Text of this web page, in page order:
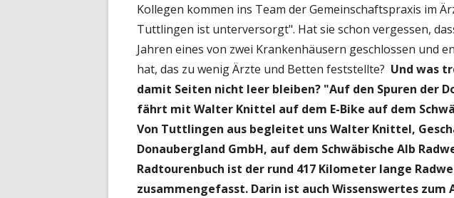
Kollegen kommen ins Team der Gemeinschaftspraxis im
Tuttlingen ist unterversorgt". Hat sie schon vergessen,
Jahren eines von zwei Krankenhäusern geschlossen und
hat, das zu wenig Ärzte und Betten feststellte? Und was
damit Seiten nicht leer bleiben? "Auf den Spuren der
fährt mit Walter Knittel auf dem E-Bike auf dem
Von Tuttlingen aus begleitet uns Walter Knittel,
Donaubergland GmbH, auf dem Schwäbische Alb
Radtourenbuch ist der rund 417 Kilometer lange
zusammengefasst. Darin ist auch Wissenswertes zum